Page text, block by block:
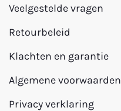
Veelgestelde vragen
Retourbeleid
Klachten en garantie
Algemene voorwaarden
Privacy verklaring